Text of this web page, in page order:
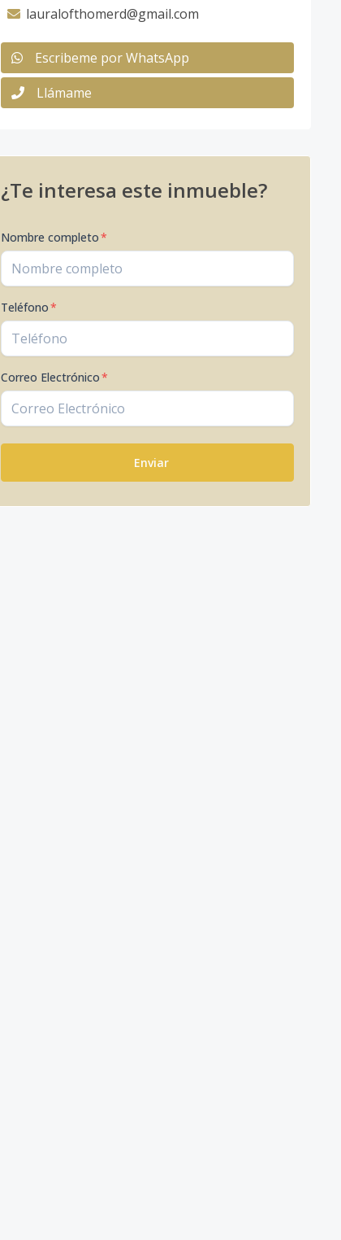
lauralofthomerd@gmail.com
Escribeme por WhatsApp
Llámame
¿Te interesa este inmueble?
Nombre completo*
Teléfono*
Correo Electrónico*
Enviar